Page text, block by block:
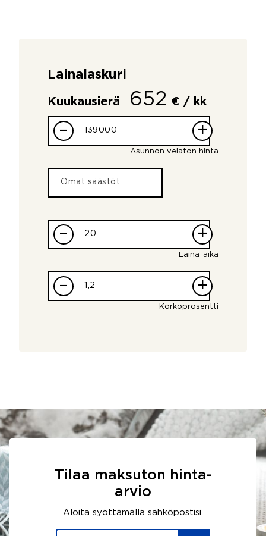
Lainalaskuri
Kuukausierä 652 € / kk
– +
Asunnon velaton hinta
– +
Laina-aika
– +
Korkoprosentti
Tilaa maksuton hinta-
arvio
Aloita syöttämällä sähköpostisi.